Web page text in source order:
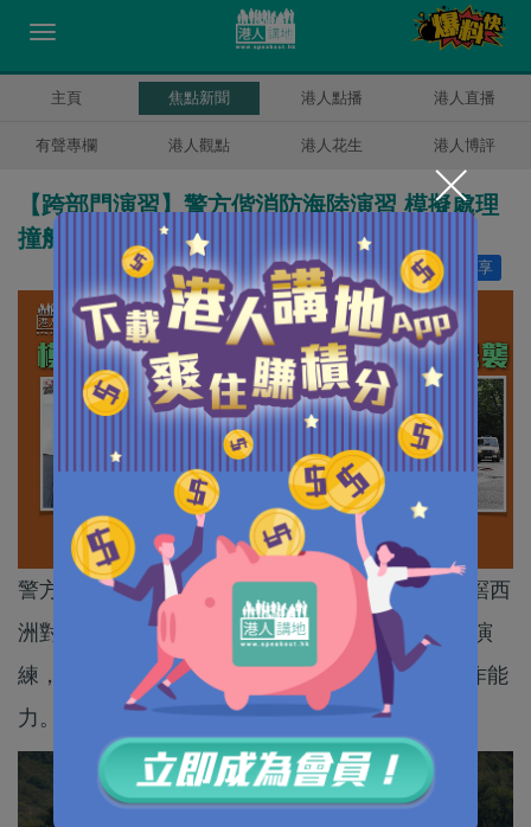
主頁 焦點新聞 港人點播 港人直播
有聲專欄 港人觀點 港人花生 港人博評
【跨部門演習】警方偕消防海陸演習 模擬處理
撞船事故及變電站遭恐襲
分享
讚好 5
警方、消防等多個部門，於昨日（20日）在西貢滘西
洲對開海面進行代號「 逸群」的跨部門大型海上演
練，以加強人員在處理海上重大事故的應變及合作能
力。